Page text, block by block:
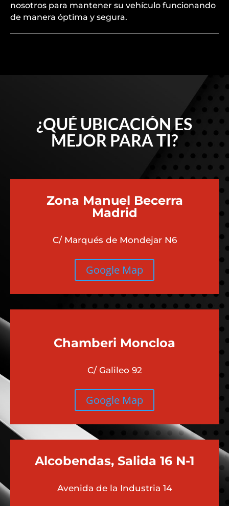
nosotros para mantener su vehículo funcionando
de manera óptima y segura.
¿QUÉ UBICACIÓN ES
MEJOR PARA TI?
Zona Manuel Becerra
Madrid
C/ Marqués de Mondejar N6
Google Map
Chamberi Moncloa
C/ Galileo 92
Google Map
Alcobendas, Salida 16 N-1
Avenida de la Industria 14